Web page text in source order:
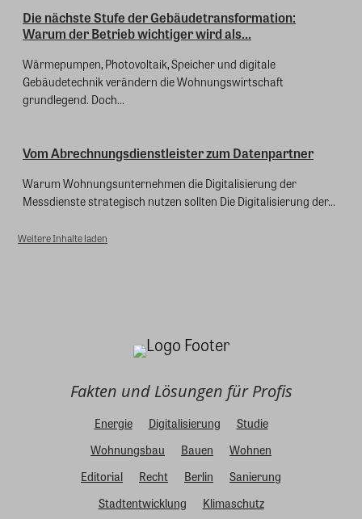
Die nächste Stufe der Gebäudetransformation:
Warum der Betrieb wichtiger wird als...
Wärmepumpen, Photovoltaik, Speicher und digitale
Gebäudetechnik verändern die Wohnungswirtschaft
grundlegend. Doch...
Vom Abrechnungsdienstleister zum Datenpartner
Warum Wohnungsunternehmen die Digitalisierung der
Messdienste strategisch nutzen sollten Die Digitalisierung der...
Weitere Inhalte laden
Fakten und Lösungen für Profis
Energie Digitalisierung
Studie
Wohnungsbau
Bauen
Wohnen
Editorial
Recht Berlin
Sanierung
Stadtentwicklung
Klimaschutz